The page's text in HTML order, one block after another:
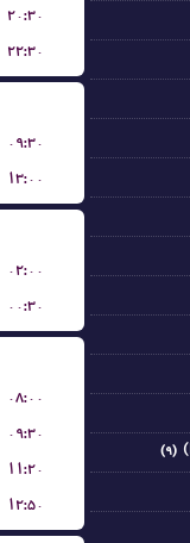
(۹)
۲۰:۳۰
۲۲:۳۰
۰۹:۳۰
۱۳:۰۰
۰۲:۰۰
۰۰:۳۰
۰۸:۰۰
۰۹:۳۰
۱۱:۲۰
۱۲:۵۰